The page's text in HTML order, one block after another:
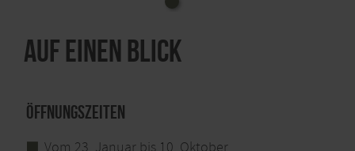
Auf einen Blick
Öffnungszeiten